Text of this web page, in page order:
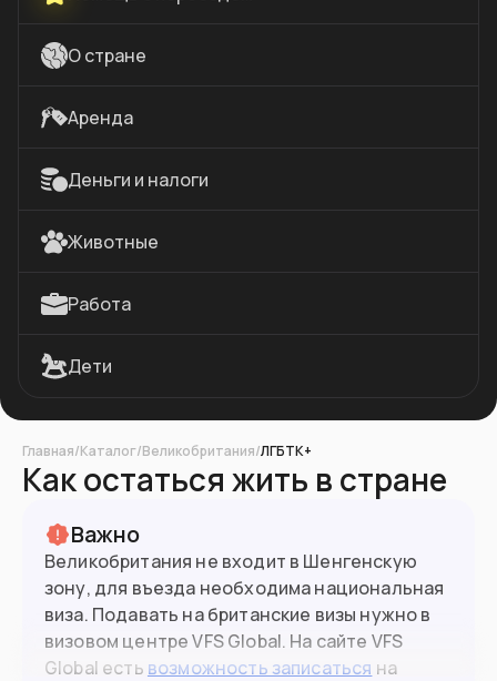
О стране
Аренда
Деньги и налоги
Животные
Работа
Дети
Главная/Каталог/Великобритания/ЛГБТК+
Как остаться жить в стране
Важно
Великобритания не входит в Шенгенскую
зону, для въезда необходима национальная
виза. Подавать на британские визы нужно в
визовом центре VFS Global. На сайте VFS
Global есть возможность записаться на
Население 69 млн